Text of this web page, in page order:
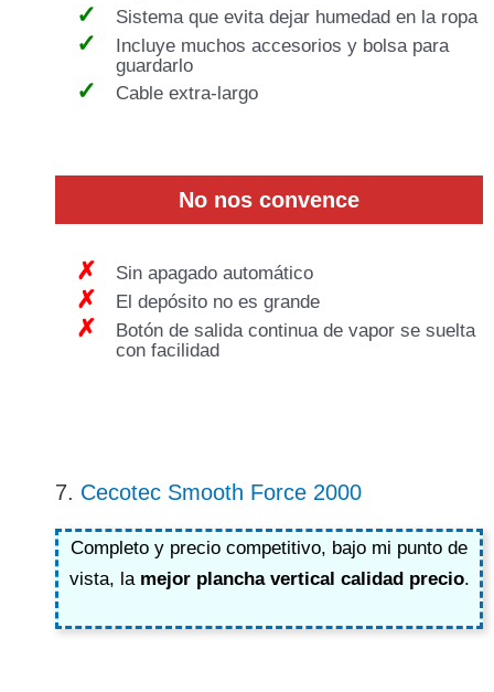
Sistema que evita dejar humedad en la ropa
Incluye muchos accesorios y bolsa para
guardarlo
Cable extra-largo
No nos convence
Sin apagado automático
El depósito no es grande
Botón de salida continua de vapor se suelta
con facilidad
7. Cecotec Smooth Force 2000
Completo y precio competitivo, bajo mi punto de
vista, la mejor plancha vertical calidad precio.